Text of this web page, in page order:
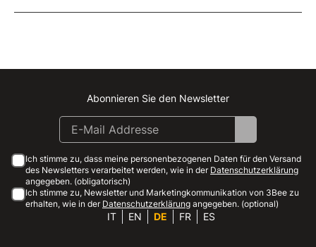
Instagram
Facebook
Linkedin
Youtube
Abonnieren Sie den Newsletter
Ich stimme zu, dass meine personenbezogenen Daten für den Versand
des Newsletters verarbeitet werden, wie in der Datenschutzerklärung
angegeben. (obligatorisch)
Ich stimme zu, Newsletter und Marketingkommunikation von 3Bee zu
erhalten, wie in der Datenschutzerklärung angegeben. (optional)
IT EN DE FR ES